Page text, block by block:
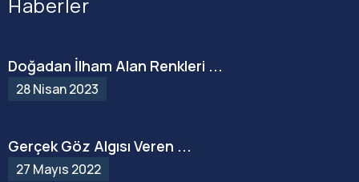
Doğadan İlham Alan Renkleri ...
28 Nisan 2023
Gerçek Göz Algısı Veren ...
27 Mayıs 2022